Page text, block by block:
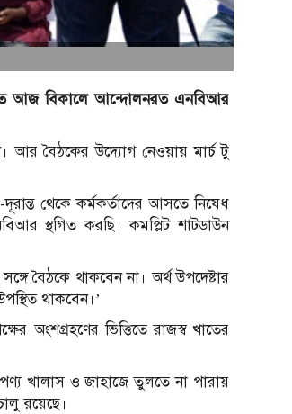
আজ বিকালে আন্দোলনরত এনবিআর
আর বৈঠকের উদ্যোগ নেওয়ায় মার্চ টু
থেকে কর্মকর্তাদের আসতে নিষেধ
স্থগিত করছি। কমপ্লিট শাটডাউন
বৈঠকে থাকবেন না। অর্থ উপদেষ্টার
থাকবেন।’
অংশগ্রহণের ভিত্তিতে রাজস্ব খাতের
পণ্য খালাস ও জাহাজে তুলতে না পারায়
রয়েছে।